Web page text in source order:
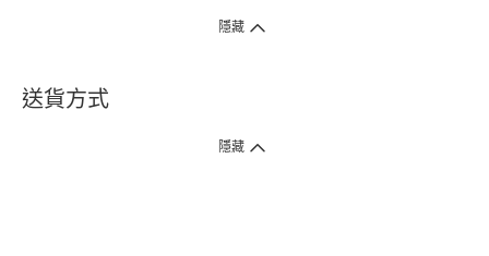
隱藏
送貨方式
1. 送貨到府（受衛生署條例規管產品除外 ）
隱藏